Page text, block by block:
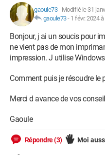
gaoule73- Modifié le 31
gaoule73- 1 févr. 2024
Bonjour, j ai un soucis pour
ne vient pas de mon
impression. J utilise
Comment puis je résoudre le
Merci d avance de vos
Gaoule
Répondre (3) Moi